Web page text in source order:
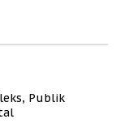
Publik